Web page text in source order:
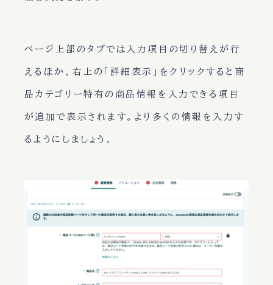
ページ上部のタブでは入力項目の切り替えが行
えるほか、右上の「詳細表示」をクリックすると商
品カテゴリー特有の商品情報を入力できる項目
が追加で表示されます。より多くの情報を入力す
るようにしましょう。